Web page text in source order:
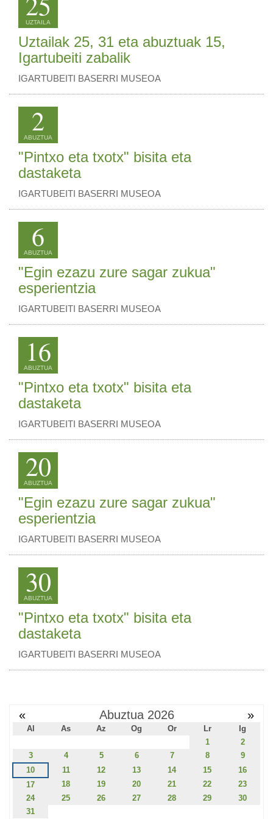
UZTAILA
Uztailak 25, 31 eta abuztuak 15,
Igartubeiti zabalik
IGARTUBEITI BASERRI MUSEOA
2
ABUZTUA
"Pintxo eta txotx" bisita eta
dastaketa
IGARTUBEITI BASERRI MUSEOA
6
ABUZTUA
"Egin ezazu zure sagar zukua"
esperientzia
IGARTUBEITI BASERRI MUSEOA
16
ABUZTUA
"Pintxo eta txotx" bisita eta
dastaketa
IGARTUBEITI BASERRI MUSEOA
20
ABUZTUA
"Egin ezazu zure sagar zukua"
esperientzia
IGARTUBEITI BASERRI MUSEOA
30
ABUZTUA
"Pintxo eta txotx" bisita eta
dastaketa
IGARTUBEITI BASERRI MUSEOA
« Abuztua 2026 »
Al As Az Og Or Lr
Ig
1
2
3
4 5 6 7 8
9
10
11 12 13 14 15
16
17
18 19 20 21 22
23
24
25 26 27 28 29
30
31